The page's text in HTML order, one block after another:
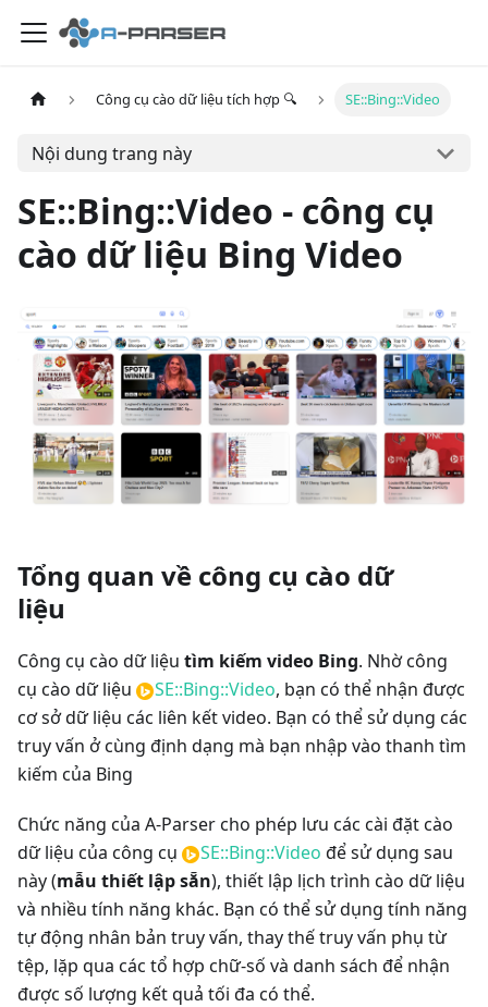
Công cụ cào dữ liệu tích hợp 🔍 SE::Bing::Video
Nội dung trang này
SE::Bing::Video - công cụ
cào dữ liệu Bing Video
Tổng quan về công cụ cào dữ
liệu
Công cụ cào dữ liệu tìm kiếm video Bing. Nhờ công
cụ cào dữ liệu
SE::Bing::Video, bạn có thể nhận được
cơ sở dữ liệu các liên kết video. Bạn có thể sử dụng các
truy vấn ở cùng định dạng mà bạn nhập vào thanh tìm
kiếm của Bing
Chức năng của A-Parser cho phép lưu các cài đặt cào
dữ liệu của công cụ
SE::Bing::Video để sử dụng sau
này (mẫu thiết lập sẵn), thiết lập lịch trình cào dữ liệu
và nhiều tính năng khác. Bạn có thể sử dụng tính năng
tự động nhân bản truy vấn, thay thế truy vấn phụ từ
tệp, lặp qua các tổ hợp chữ-số và danh sách để nhận
được số lượng kết quả tối đa có thể.